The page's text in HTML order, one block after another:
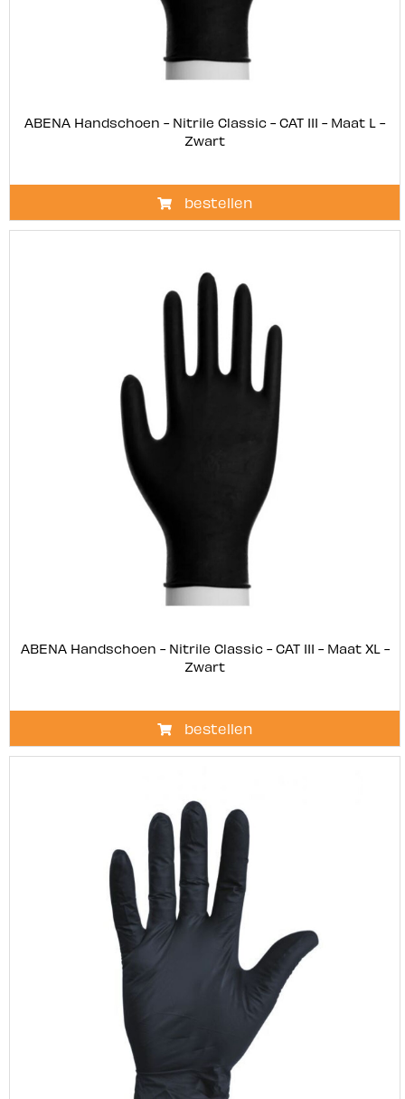
ABENA Handschoen - Nitrile Classic - CAT III - Maat L -
Zwart
bestellen
ABENA Handschoen - Nitrile Classic - CAT III - Maat XL -
Zwart
bestellen